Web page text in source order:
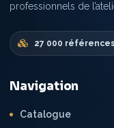
professionnels de
27 000 références
Navigation
Catalogue